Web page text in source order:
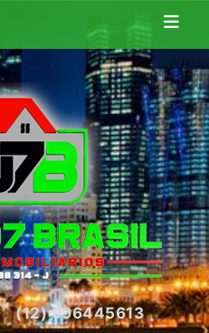
(12) 996445613